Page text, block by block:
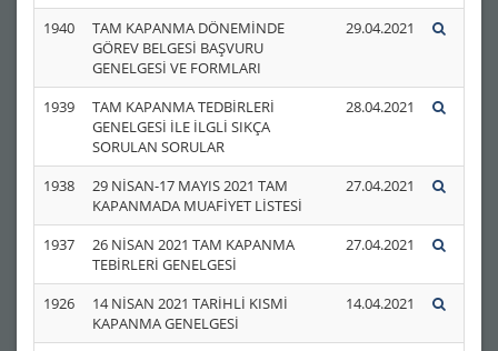
1940
TAM KAPANMA DÖNEMİNDE
GÖREV BELGESİ BAŞVURU
GENELGESİ VE FORMLARI
29.04.2021
1939
TAM KAPANMA TEDBİRLERİ
GENELGESİ İLE İLGLİ SIKÇA
SORULAN SORULAR
28.04.2021
1938
29 NİSAN-17 MAYIS 2021 TAM
KAPANMADA MUAFİYET LİSTESİ
27.04.2021
1937
26 NİSAN 2021 TAM KAPANMA
TEBİRLERİ GENELGESİ
27.04.2021
1926
14 NİSAN 2021 TARİHLİ KISMİ
KAPANMA GENELGESİ
14.04.2021